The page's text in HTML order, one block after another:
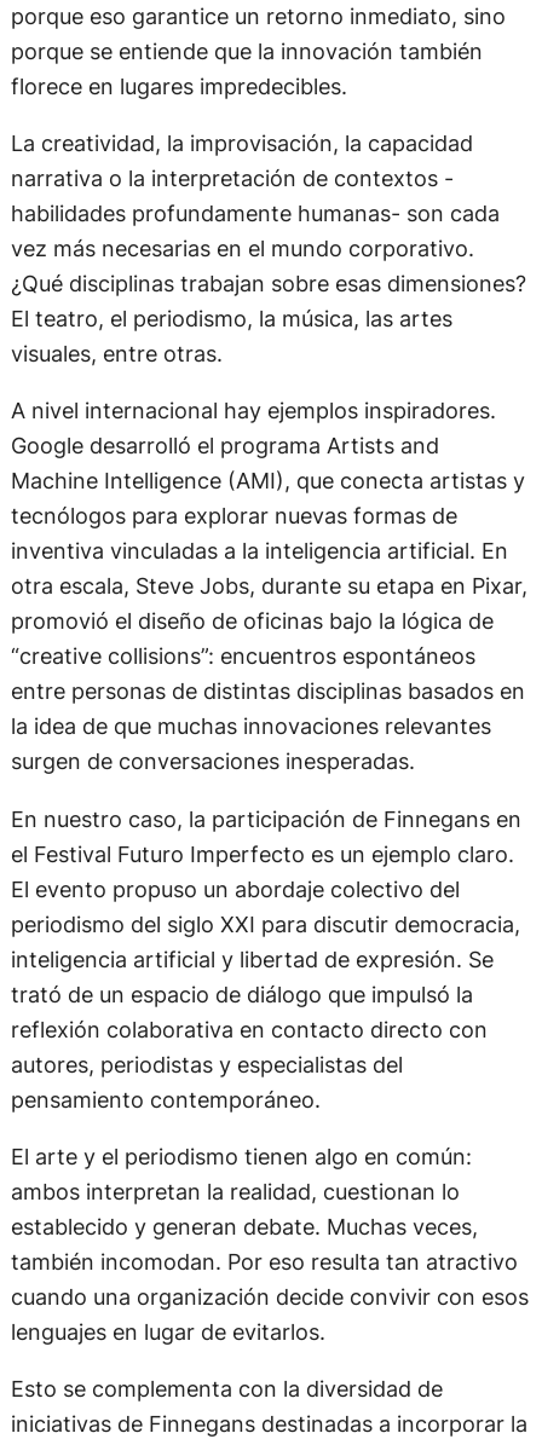
porque eso garantice un retorno inmediato, sino
porque se entiende que la innovación también
florece en lugares impredecibles.
La creatividad, la improvisación, la capacidad
narrativa o la interpretación de contextos -
habilidades profundamente humanas- son cada
vez más necesarias en el mundo corporativo.
¿Qué disciplinas trabajan sobre esas dimensiones?
El teatro, el periodismo, la música, las artes
visuales, entre otras.
A nivel internacional hay ejemplos inspiradores.
Google desarrolló el programa Artists and
Machine Intelligence (AMI), que conecta artistas y
tecnólogos para explorar nuevas formas de
inventiva vinculadas a la inteligencia artificial. En
otra escala, Steve Jobs, durante su etapa en Pixar,
promovió el diseño de oficinas bajo la lógica de
“creative collisions”: encuentros espontáneos
entre personas de distintas disciplinas basados en
la idea de que muchas innovaciones relevantes
surgen de conversaciones inesperadas.
En nuestro caso, la participación de Finnegans en
el Festival Futuro Imperfecto es un ejemplo claro.
El evento propuso un abordaje colectivo del
periodismo del siglo XXI para discutir democracia,
inteligencia artificial y libertad de expresión. Se
trató de un espacio de diálogo que impulsó la
reflexión colaborativa en contacto directo con
autores, periodistas y especialistas del
pensamiento contemporáneo.
El arte y el periodismo tienen algo en común:
ambos interpretan la realidad, cuestionan lo
establecido y generan debate. Muchas veces,
también incomodan. Por eso resulta tan atractivo
cuando una organización decide convivir con esos
lenguajes en lugar de evitarlos.
Esto se complementa con la diversidad de
iniciativas de Finnegans destinadas a incorporar la